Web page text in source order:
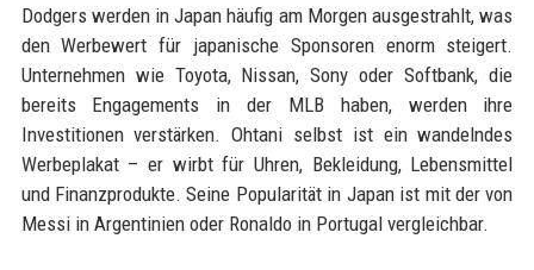
Dodgers werden in Japan häufig am Morgen ausgestrahlt, was
den Werbewert für japanische Sponsoren enorm steigert.
Unternehmen wie Toyota, Nissan, Sony oder Softbank, die
bereits Engagements in der MLB haben, werden ihre
Investitionen verstärken. Ohtani selbst ist ein wandelndes
Werbeplakat – er wirbt für Uhren, Bekleidung, Lebensmittel
und Finanzprodukte. Seine Popularität in Japan ist mit der von
Messi in Argentinien oder Ronaldo in Portugal vergleichbar.